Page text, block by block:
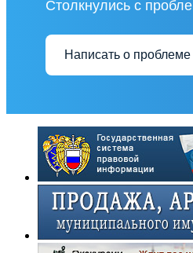
Столкнулись с
Написать о проблеме